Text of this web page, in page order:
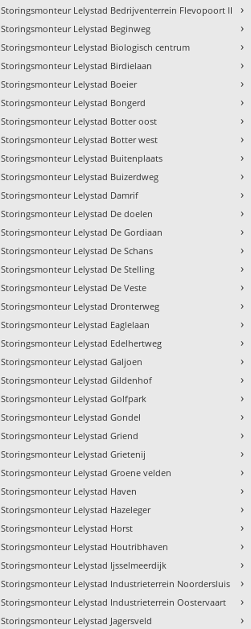
Storingsmonteur Lelystad Bedrijventerrein Flevopoort II
Storingsmonteur Lelystad Beginweg
Storingsmonteur Lelystad Biologisch centrum
Storingsmonteur Lelystad Birdielaan
Storingsmonteur Lelystad Boeier
Storingsmonteur Lelystad Bongerd
Storingsmonteur Lelystad Botter oost
Storingsmonteur Lelystad Botter west
Storingsmonteur Lelystad Buitenplaats
Storingsmonteur Lelystad Buizerdweg
Storingsmonteur Lelystad Damrif
Storingsmonteur Lelystad De doelen
Storingsmonteur Lelystad De Gordiaan
Storingsmonteur Lelystad De Schans
Storingsmonteur Lelystad De Stelling
Storingsmonteur Lelystad De Veste
Storingsmonteur Lelystad Dronterweg
Storingsmonteur Lelystad Eaglelaan
Storingsmonteur Lelystad Edelhertweg
Storingsmonteur Lelystad Galjoen
Storingsmonteur Lelystad Gildenhof
Storingsmonteur Lelystad Golfpark
Storingsmonteur Lelystad Gondel
Storingsmonteur Lelystad Griend
Storingsmonteur Lelystad Grietenij
Storingsmonteur Lelystad Groene velden
Storingsmonteur Lelystad Haven
Storingsmonteur Lelystad Hazeleger
Storingsmonteur Lelystad Horst
Storingsmonteur Lelystad Houtribhaven
Storingsmonteur Lelystad Ijsselmeerdijk
Storingsmonteur Lelystad Industrieterrein Noordersluis
Storingsmonteur Lelystad Industrieterrein Oostervaart
Storingsmonteur Lelystad Jagersveld
›
›
›
›
›
›
›
›
›
›
›
›
›
›
›
›
›
›
›
›
›
›
›
›
›
›
›
›
›
›
›
›
›
›